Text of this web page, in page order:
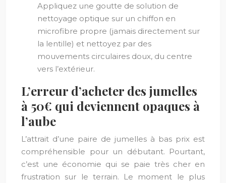
Appliquez une goutte de solution de
nettoyage optique sur un chiffon en
microfibre propre (jamais directement sur
la lentille) et nettoyez par des
mouvements circulaires doux, du centre
vers l’extérieur.
L’erreur d’acheter des jumelles
à 50€ qui deviennent opaques à
l’aube
L’attrait d’une paire de jumelles à bas prix est
compréhensible pour un débutant. Pourtant,
c’est une économie qui se paie très cher en
frustration sur le terrain. Le moment le plus